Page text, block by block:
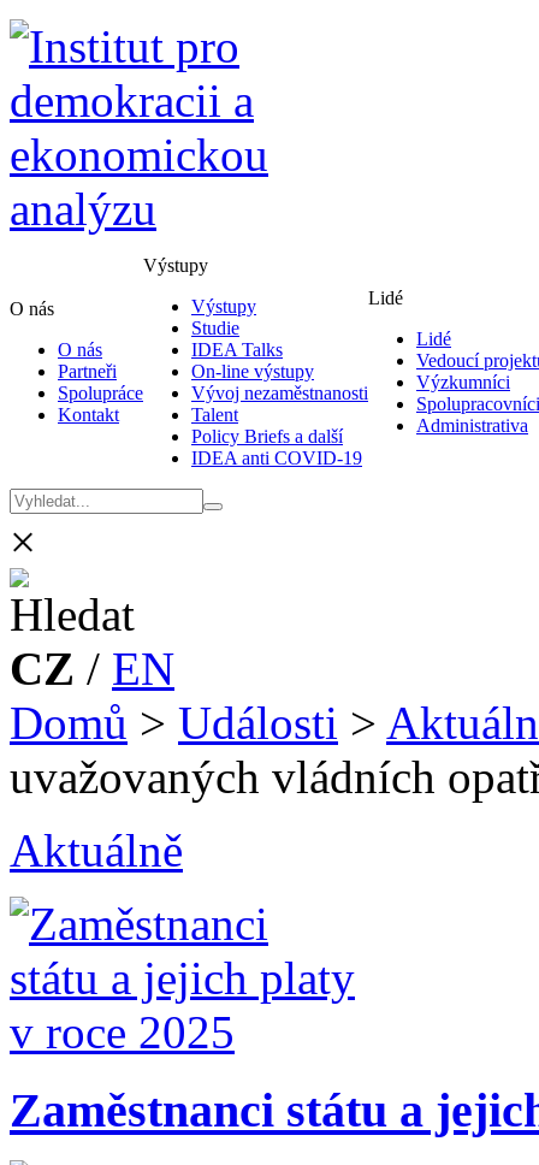
O nás
O nás
Partneři
Spolupráce
Kontakt
Výstupy
Výstupy
Studie
IDEA Talks
On-line výstupy
Vývoj nezaměstnanosti
Talent
Policy Briefs a další
IDEA anti COVID-19
Lidé
Lidé
Vedoucí
Výzkumníci
Spolupracovníci
Administrativa
×
CZ / EN
Domů > Události >
uvažovaných vládních
Aktuálně
Zaměstnanci státu a